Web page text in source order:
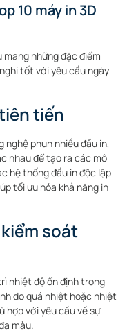
10 máy in 3D
mang những đặc điểm
tốt với yêu cầu ngày
tiến
nghệ phun nhiều đầu in,
nhau để tạo ra các mô
hệ thống đầu in độc lập
tối ưu hóa khả năng in
soát
nhiệt độ ổn định trong
do quá nhiệt hoặc nhiệt
hợp với yêu cầu về sự
màu.